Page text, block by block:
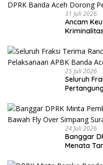
31 Juli 2026
Ancam
25 Juli 2026
Seluruh
24 Juli 2026
Banggar
Menata